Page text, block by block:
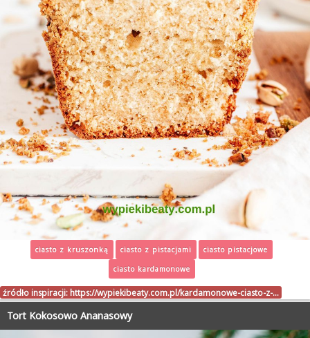
ciasto z kruszonką ciasto z pistacjami
ciasto pistacjowe
ciasto kardamonowe
źródło inspiracji: https://wypiekibeaty.com.pl/kardamonowe-ciasto-z-…
Tort Kokosowo Ananasowy